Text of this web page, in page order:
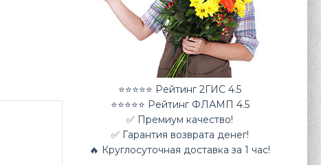
⭐⭐⭐⭐⭐ Рейтинг 2ГИС 4.5
⭐⭐⭐⭐⭐ Рейтинг ФЛАМП 4.5
✅ Премиум качество!
✅ Гарантия возврата денег!
🔥 Круглосуточная доставка за 1 час!